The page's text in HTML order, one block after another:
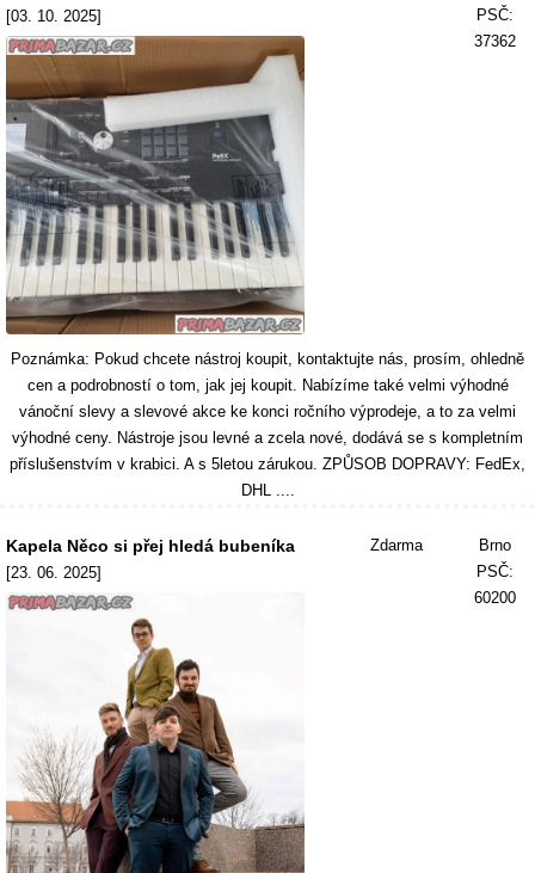
[03. 10. 2025]
PSČ:
37362
Poznámka: Pokud chcete nástroj koupit, kontaktujte nás, prosím, ohledně
cen a podrobností o tom, jak jej koupit. Nabízíme také velmi výhodné
vánoční slevy a slevové akce ke konci ročního výprodeje, a to za velmi
výhodné ceny. Nástroje jsou levné a zcela nové, dodává se s kompletním
příslušenstvím v krabici. A s 5letou zárukou. ZPŮSOB DOPRAVY: FedEx,
DHL ....
Kapela Něco si přej hledá bubeníka
[23. 06. 2025]
Zdarma
Brno
PSČ:
60200